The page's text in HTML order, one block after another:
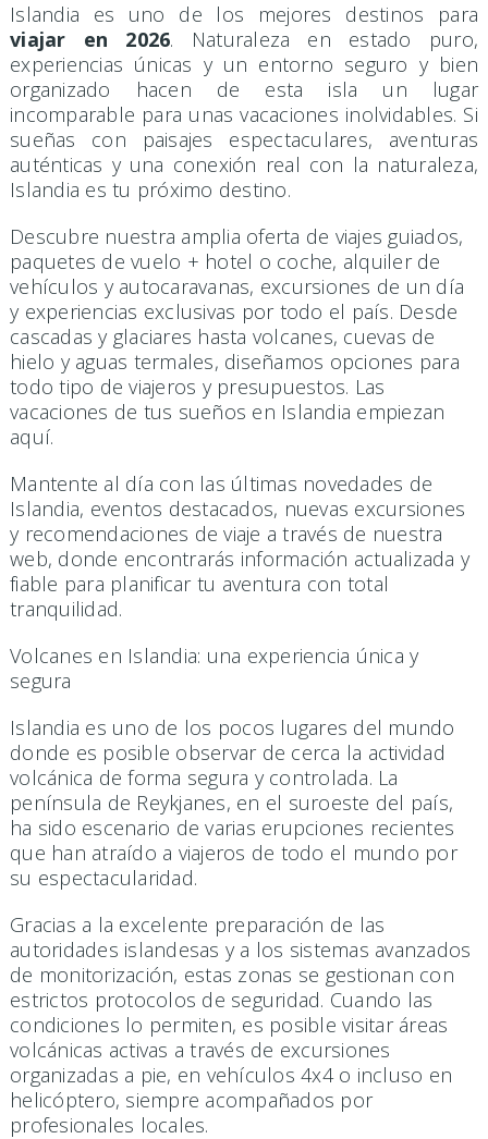
Islandia es uno de los mejores destinos para
viajar en 2026. Naturaleza en estado puro,
experiencias únicas y un entorno seguro y bien
organizado hacen de esta isla un lugar
incomparable para unas vacaciones inolvidables. Si
sueñas con paisajes espectaculares, aventuras
auténticas y una conexión real con la naturaleza,
Islandia es tu próximo destino.
Descubre nuestra amplia oferta de viajes guiados,
paquetes de vuelo + hotel o coche, alquiler de
vehículos y autocaravanas, excursiones de un día
y experiencias exclusivas por todo el país. Desde
cascadas y glaciares hasta volcanes, cuevas de
hielo y aguas termales, diseñamos opciones para
todo tipo de viajeros y presupuestos. Las
vacaciones de tus sueños en Islandia empiezan
aquí.
Mantente al día con las últimas novedades de
Islandia, eventos destacados, nuevas excursiones
y recomendaciones de viaje a través de nuestra
web, donde encontrarás información actualizada y
fiable para planificar tu aventura con total
tranquilidad.
Volcanes en Islandia: una experiencia única y
segura
Islandia es uno de los pocos lugares del mundo
donde es posible observar de cerca la actividad
volcánica de forma segura y controlada. La
península de Reykjanes, en el suroeste del país,
ha sido escenario de varias erupciones recientes
que han atraído a viajeros de todo el mundo por
su espectacularidad.
Gracias a la excelente preparación de las
autoridades islandesas y a los sistemas avanzados
de monitorización, estas zonas se gestionan con
estrictos protocolos de seguridad. Cuando las
condiciones lo permiten, es posible visitar áreas
volcánicas activas a través de excursiones
organizadas a pie, en vehículos 4x4 o incluso en
helicóptero, siempre acompañados por
profesionales locales.